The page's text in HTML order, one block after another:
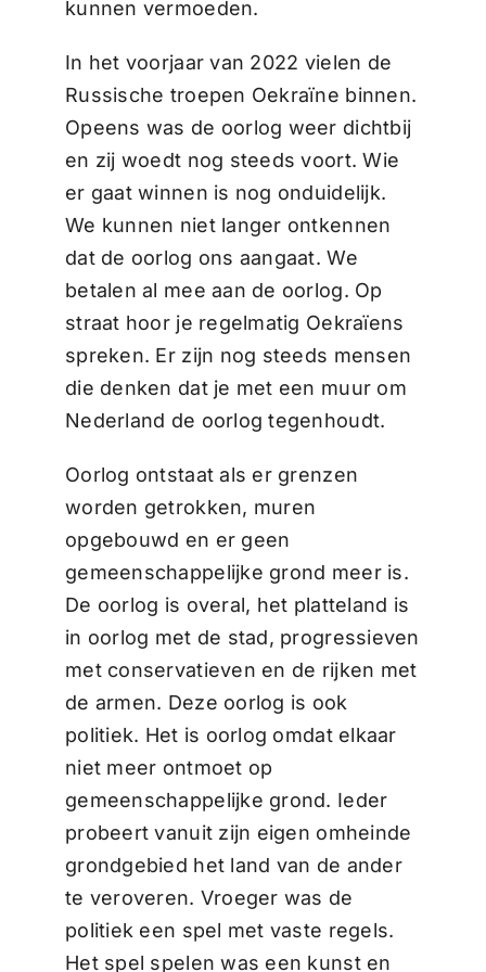
kunnen vermoeden.
In het voorjaar van 2022 vielen de
Russische troepen Oekraïne binnen.
Opeens was de oorlog weer dichtbij
en zij woedt nog steeds voort. Wie
er gaat winnen is nog onduidelijk.
We kunnen niet langer ontkennen
dat de oorlog ons aangaat. We
betalen al mee aan de oorlog. Op
straat hoor je regelmatig Oekraïens
spreken. Er zijn nog steeds mensen
die denken dat je met een muur om
Nederland de oorlog tegenhoudt.
Oorlog ontstaat als er grenzen
worden getrokken, muren
opgebouwd en er geen
gemeenschappelijke grond meer is.
De oorlog is overal, het platteland is
in oorlog met de stad, progressieven
met conservatieven en de rijken met
de armen. Deze oorlog is ook
politiek. Het is oorlog omdat elkaar
niet meer ontmoet op
gemeenschappelijke grond. Ieder
probeert vanuit zijn eigen omheinde
grondgebied het land van de ander
te veroveren. Vroeger was de
politiek een spel met vaste regels.
Het spel spelen was een kunst en